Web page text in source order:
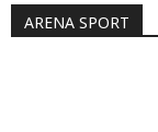
ARENA SPORT